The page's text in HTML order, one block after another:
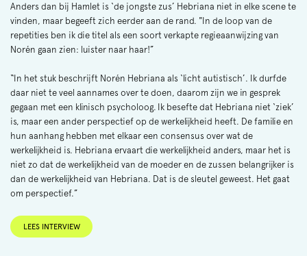
Anders dan bij Hamlet is ‘de jongste zus’ Hebriana niet in elke scene te
vinden, maar begeeft zich eerder aan de rand. "In de loop van de
repetities ben ik die titel als een soort verkapte regieaanwijzing van
Norén gaan zien: luister naar haar!”
“In het stuk beschrijft Norén Hebriana als ‘licht autistisch’. Ik durfde
daar niet te veel aannames over te doen, daarom zijn we in gesprek
gegaan met een klinisch psycholoog. Ik besefte dat Hebriana niet ‘ziek’
is, maar een ander perspectief op de werkelijkheid heeft. De familie en
hun aanhang hebben met elkaar een consensus over wat de
werkelijkheid is. Hebriana ervaart die werkelijkheid anders, maar het is
niet zo dat de werkelijkheid van de moeder en de zussen belangrijker is
dan de werkelijkheid van Hebriana. Dat is de sleutel geweest. Het gaat
om perspectief.”
LEES INTERVIEW